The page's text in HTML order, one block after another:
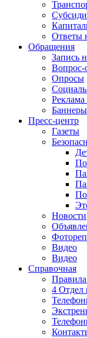
Ответы
Обращения
Запись
Вопрос-
Опросы
Реклама
Баннеры
Пресс-центр
Газеты
Новости
Видео
Видео
Справочная
Правила
4 Отдел